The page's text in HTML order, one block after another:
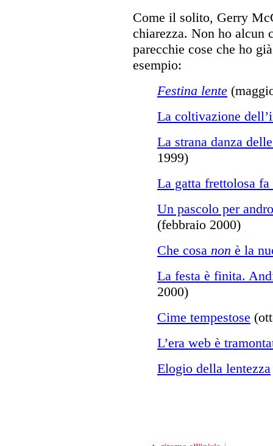
Come il solito, Gerry
chiarezza. Non ho alcun
parecchie cose che ho
esempio:
Festina lente
La coltivazione
La strana danza
1999)
La gatta frettolosa
Un pascolo per
(febbraio 2000)
Che cosa non è la
La festa è finita.
2000)
Cime tempestose
L’era web è
Elogio della lentezza